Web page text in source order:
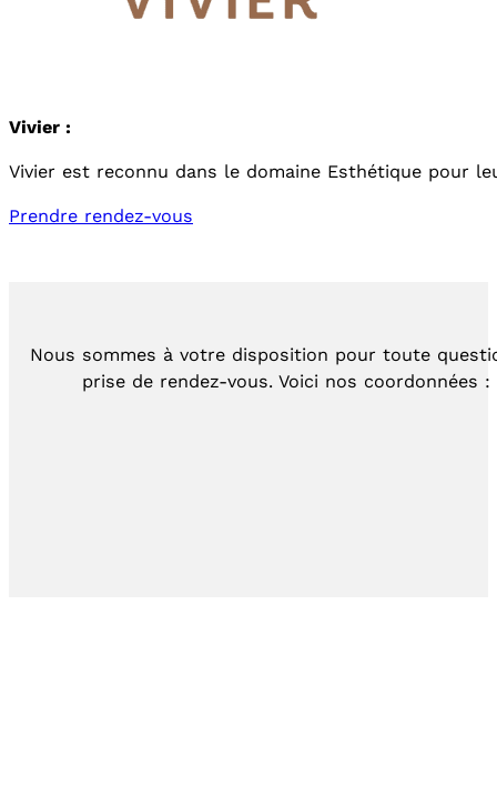
Vivier :
Vivier est reconnu dans le domaine Esthétique pour
Prendre rendez-vous
Nous sommes à votre disposition pour toute
prise de rendez-vous. Voici nos coordonnées :